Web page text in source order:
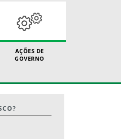
AÇÕES DE
GOVERNO